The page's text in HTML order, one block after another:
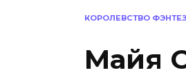
КОРОЛЕВСТВО
Майя